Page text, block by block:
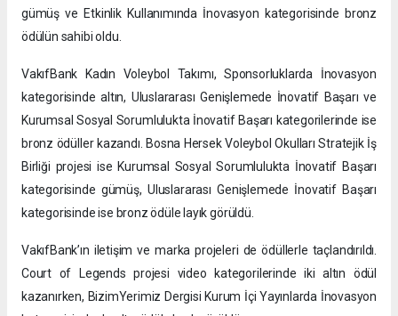
gümüş ve Etkinlik Kullanımında İnovasyon kategorisinde bronz
ödülün sahibi oldu.
VakıfBank Kadın Voleybol Takımı, Sponsorluklarda İnovasyon
kategorisinde altın, Uluslararası Genişlemede İnovatif Başarı ve
Kurumsal Sosyal Sorumlulukta İnovatif Başarı kategorilerinde ise
bronz ödüller kazandı. Bosna Hersek Voleybol Okulları Stratejik İş
Birliği projesi ise Kurumsal Sosyal Sorumlulukta İnovatif Başarı
kategorisinde gümüş, Uluslararası Genişlemede İnovatif Başarı
kategorisinde ise bronz ödüle layık görüldü.
VakıfBank’ın iletişim ve marka projeleri de ödüllerle taçlandırıldı.
Court of Legends projesi video kategorilerinde iki altın ödül
kazanırken, BizimYerimiz Dergisi Kurum İçi Yayınlarda İnovasyon